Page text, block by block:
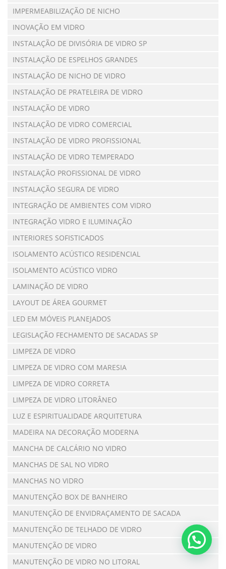
IMPERMEABILIZAÇÃO DE NICHO
INOVAÇÃO EM VIDRO
INSTALAÇÃO DE DIVISÓRIA DE VIDRO SP
INSTALAÇÃO DE ESPELHOS GRANDES
INSTALAÇÃO DE NICHO DE VIDRO
INSTALAÇÃO DE PRATELEIRA DE VIDRO
INSTALAÇÃO DE VIDRO
INSTALAÇÃO DE VIDRO COMERCIAL
INSTALAÇÃO DE VIDRO PROFISSIONAL
INSTALAÇÃO DE VIDRO TEMPERADO
INSTALAÇÃO PROFISSIONAL DE VIDRO
INSTALAÇÃO SEGURA DE VIDRO
INTEGRAÇÃO DE AMBIENTES COM VIDRO
INTEGRAÇÃO VIDRO E ILUMINAÇÃO
INTERIORES SOFISTICADOS
ISOLAMENTO ACÚSTICO RESIDENCIAL
ISOLAMENTO ACÚSTICO VIDRO
LAMINAÇÃO DE VIDRO
LAYOUT DE ÁREA GOURMET
LED EM MÓVEIS PLANEJADOS
LEGISLAÇÃO FECHAMENTO DE SACADAS SP
LIMPEZA DE VIDRO
LIMPEZA DE VIDRO COM MARESIA
LIMPEZA DE VIDRO CORRETA
LIMPEZA DE VIDRO LITORÂNEO
LUZ E ESPIRITUALIDADE ARQUITETURA
MADEIRA NA DECORAÇÃO MODERNA
MANCHA DE CALCÁRIO NO VIDRO
MANCHAS DE SAL NO VIDRO
MANCHAS NO VIDRO
MANUTENÇÃO BOX DE BANHEIRO
MANUTENÇÃO DE ENVIDRAÇAMENTO DE SACADA
MANUTENÇÃO DE TELHADO DE VIDRO
MANUTENÇÃO DE VIDRO
MANUTENÇÃO DE VIDRO NO LITORAL